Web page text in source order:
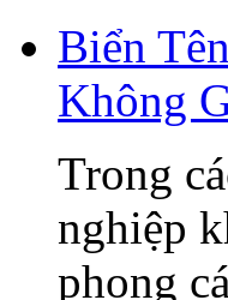
Biển
Không
Trong
nghiệp
phong